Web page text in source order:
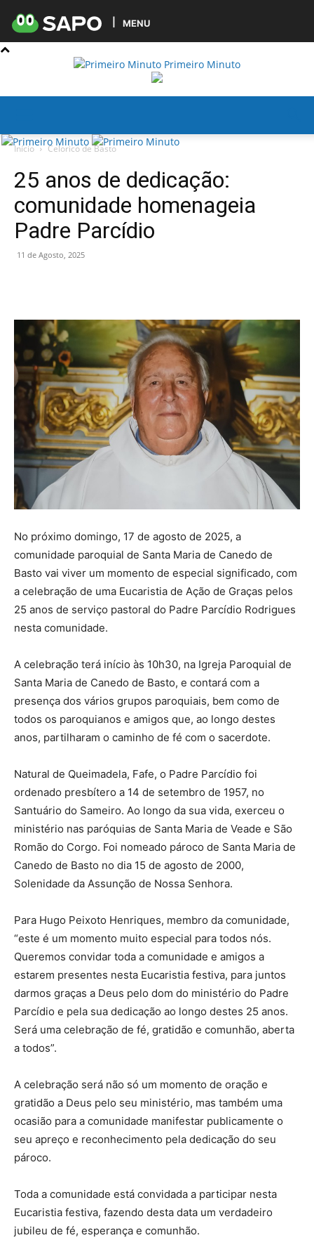
MENU
Primeiro Minuto
Início Celorico de Basto
25 anos de dedicação:
comunidade homenageia
Padre Parcídio
11 de Agosto, 2025
No próximo domingo, 17 de agosto de 2025, a
comunidade paroquial de Santa Maria de Canedo de
Basto vai viver um momento de especial significado, com
a celebração de uma Eucaristia de Ação de Graças pelos
25 anos de serviço pastoral do Padre Parcídio Rodrigues
nesta comunidade.
A celebração terá início às 10h30, na Igreja Paroquial de
Santa Maria de Canedo de Basto, e contará com a
presença dos vários grupos paroquiais, bem como de
todos os paroquianos e amigos que, ao longo destes
anos, partilharam o caminho de fé com o sacerdote.
Natural de Queimadela, Fafe, o Padre Parcídio foi
ordenado presbítero a 14 de setembro de 1957, no
Santuário do Sameiro. Ao longo da sua vida, exerceu o
ministério nas paróquias de Santa Maria de Veade e São
Romão do Corgo. Foi nomeado pároco de Santa Maria de
Canedo de Basto no dia 15 de agosto de 2000,
Solenidade da Assunção de Nossa Senhora.
Para Hugo Peixoto Henriques, membro da comunidade,
“este é um momento muito especial para todos nós.
Queremos convidar toda a comunidade e amigos a
estarem presentes nesta Eucaristia festiva, para juntos
darmos graças a Deus pelo dom do ministério do Padre
Parcídio e pela sua dedicação ao longo destes 25 anos.
Será uma celebração de fé, gratidão e comunhão, aberta
a todos”.
A celebração será não só um momento de oração e
gratidão a Deus pelo seu ministério, mas também uma
ocasião para a comunidade manifestar publicamente o
seu apreço e reconhecimento pela dedicação do seu
pároco.
Toda a comunidade está convidada a participar nesta
Eucaristia festiva, fazendo desta data um verdadeiro
jubileu de fé, esperança e comunhão.